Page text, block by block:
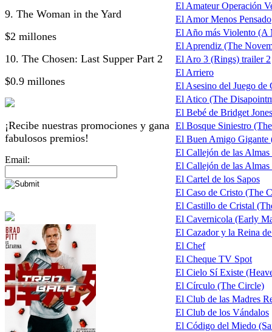
9. The Woman in the Yard
$2 millones
10. The Chosen: Last Supper Part 2
$0.9 millones
¡Recibe nuestras promociones y gana
fabulosos premios!
Email:
El Amateur Operación
El Amor Menos Pensado
El Año más Violento (A
El Aprendiz (The
El Aro 3 (Rings) trailer 2
El Arriero
El Asesino del Juego de
El Atico (The
El Bebé de Bridget
El Bosque Siniestro
El Buen Amigo Gigante
El Callejón de las
El Callejón de las
El Cartel de los Sapos
El Caso de Cristo (The
El Castillo de Cristal
El Cavernicola (Early
El Cazador y la Reina
El Chef
El Cheque TV Spot
El Cielo Sí Existe
El Círculo (The Circle)
El Club de las Madres
El Club de los Vándalos
El Código del Miedo